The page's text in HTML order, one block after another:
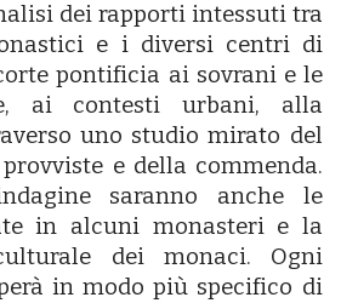
dei rapporti intessuti tra
e i diversi centri di
pontificia ai sovrani e le
ai contesti urbani, alla
uno studio mirato del
e della commenda.
saranno anche le
in alcuni monasteri e la
dei monaci. Ogni
in modo più specifico di